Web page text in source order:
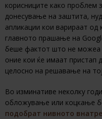
корисниците како проблем
донесување на заштита,
апликации кои варираат
главното прашање на
беше фактот што не можеа
оние кои ќе имаат пристап
целосно на решавање на
Во изминативе неколку
обложување или коцкање
подобрат нивното